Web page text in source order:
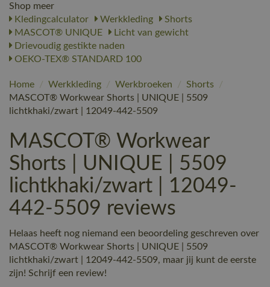
Shop meer
Kledingcalculator
Werkkleding
Shorts
MASCOT® UNIQUE
Licht van gewicht
Drievoudig gestikte naden
OEKO-TEX® STANDARD 100
Home / Werkkleding / Werkbroeken / Shorts
/
MASCOT® Workwear Shorts | UNIQUE | 5509
lichtkhaki/zwart | 12049-442-5509
MASCOT® Workwear
Shorts | UNIQUE | 5509
lichtkhaki/zwart | 12049-
442-5509 reviews
Helaas heeft nog niemand een beoordeling geschreven over
MASCOT® Workwear Shorts | UNIQUE | 5509
lichtkhaki/zwart | 12049-442-5509, maar jij kunt de eerste
zijn! Schrijf een review!